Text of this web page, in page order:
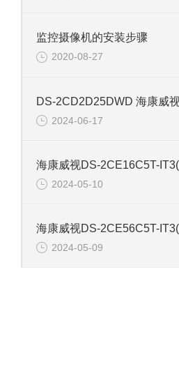
监控摄像机的安装步骤
2020-08-27
2024-06-17
2024-05-10
2024-05-09